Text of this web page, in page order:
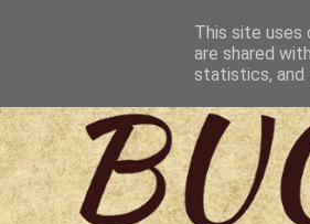
This site uses
are shared
statistics, and